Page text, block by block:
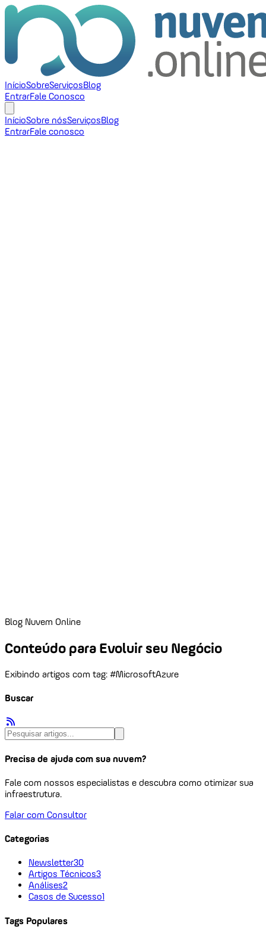
InícioSobreServiçosBlog
EntrarFale Conosco
InícioSobre nósServiçosBlog
EntrarFale conosco
Blog Nuvem Online
Conteúdo para Evoluir seu Negócio
Exibindo artigos com tag: #MicrosoftAzure
Buscar
Precisa de ajuda com sua nuvem?
Fale com nossos especialistas e descubra como otimizar sua
infraestrutura.
Falar com Consultor
Categorias
Newsletter30
Artigos Técnicos3
Análises2
Casos de Sucesso1
Tags Populares